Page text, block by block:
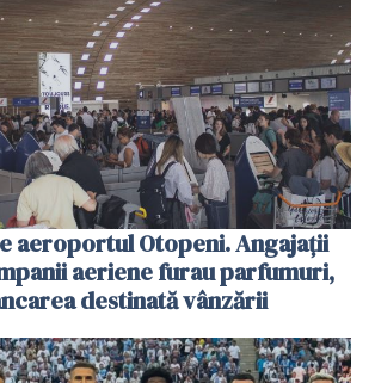
aeroportul Otopeni. Angajații
aeriene furau parfumuri,
destinată vânzării